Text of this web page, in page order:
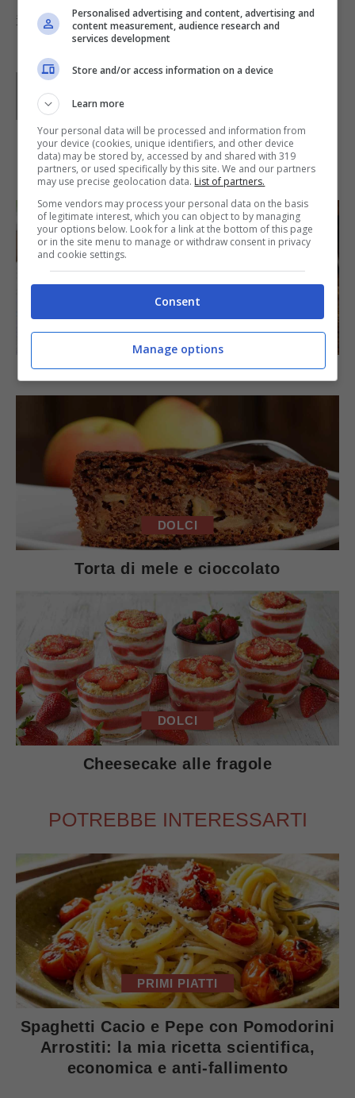
il
pecorino grattugiatoe il pepe macinato.
IN PRIMO PIANO
SECONDI PIATTI
Arista di maiale al latte
DOLCI
Torta di mele e cioccolato
DOLCI
Cheesecake alle fragole
POTREBBE INTERESSARTI
PRIMI PIATTI
Spaghetti Cacio e Pepe con Pomodorini
Arrostiti: la mia ricetta scientifica,
economica e anti-fallimento
Personalised advertising and content, advertising and
content measurement, audience research and
services development
Store and/or access information on a device
Learn more
Your personal data will be processed and information from
your device (cookies, unique identifiers, and other device
data) may be stored by, accessed by and shared with 319
partners, or used specifically by this site. We and our partners
may use precise geolocation data. List of partners.
Some vendors may process your personal data on the basis
of legitimate interest, which you can object to by managing
your options below. Look for a link at the bottom of this page
or in the site menu to manage or withdraw consent in privacy
and cookie settings.
Consent
Manage options